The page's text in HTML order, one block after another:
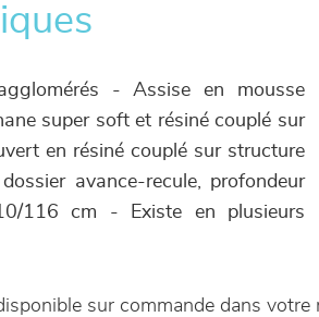
- Assise en mousse
super soft et résiné couplé sur
en résiné couplé sur structure
avance-recule, profondeur
116 cm - Existe en plusieurs
sur commande dans votre